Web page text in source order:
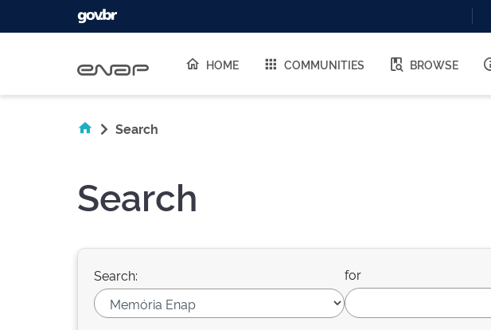
HOME COMMUNITIES BROWSE
Search
Search
Search: for